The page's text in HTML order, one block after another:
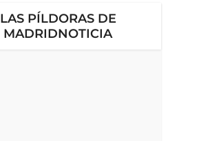
LAS PÍLDORAS DE
MADRIDNOTICIA